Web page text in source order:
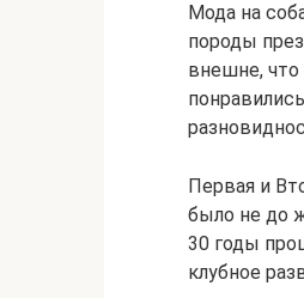
Мода на
породы
внешне, что
Первая и
было не до
30 годы
клубное